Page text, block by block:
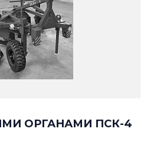
ОРГАНАМИ ПСК-4